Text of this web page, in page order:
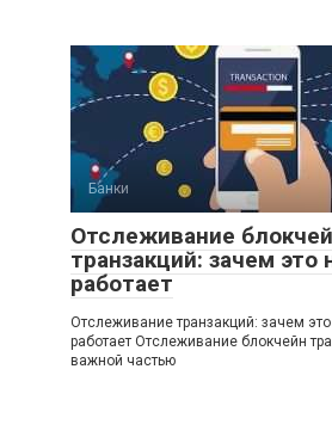
Банки
Отслеживание
транзакций: зачем это
работает
Отслеживание транзакций: зачем
работает Отслеживание блокчейн
важной частью